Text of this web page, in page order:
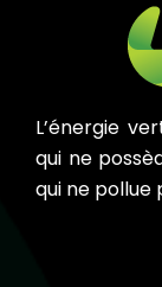
L’énergie
qui ne
qui ne pollue